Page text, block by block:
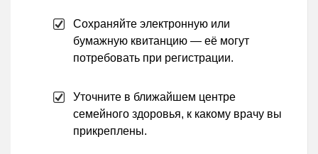
Сохраняйте электронную или
бумажную квитанцию — её могут
потребовать при регистрации.
Уточните в ближайшем центре
семейного здоровья, к какому врачу вы
прикреплены.